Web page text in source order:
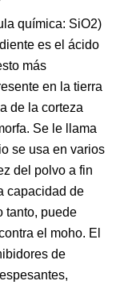
química: SiO2)
es el ácido
más
en la tierra
de la corteza
Se le llama
se usa en varios
del polvo a fin
capacidad de
tanto, puede
el moho. El
de